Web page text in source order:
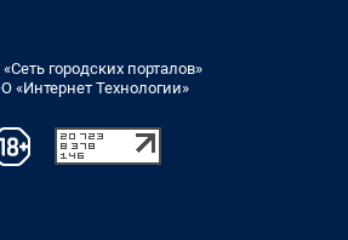
городских порталов»
«Интернет Технологии»